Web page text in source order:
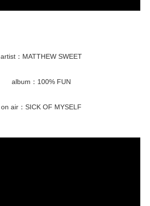
artist：MATTHEW SWEET
album：100% FUN
on air：SICK OF MYSELF